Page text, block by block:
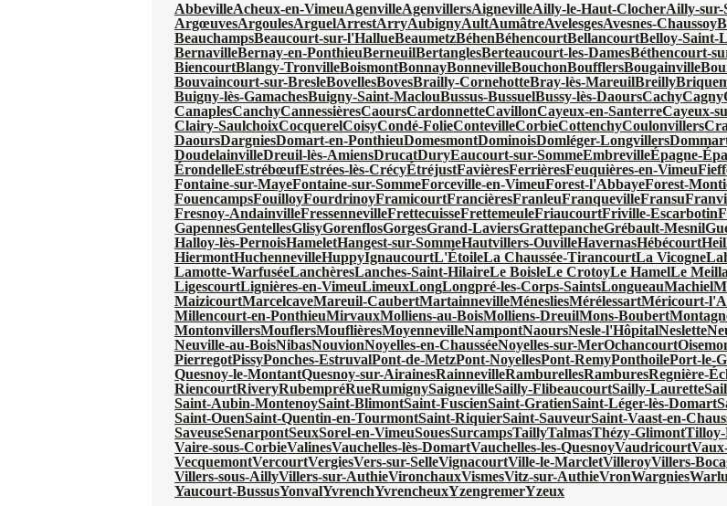
AbbevilleAcheux-en-VimeuAgenvilleAgenvillersAignevilleAilly-le-Haut-ClocherAilly-sur-
ArgœuvesArgoulesArguelArrestArryAubignyAultAumâtreAvelesgesAvesnes-Chaussoy
BeauchampsBeaucourt-sur-l'HallueBeaumetzBéhenBéhencourtBellancourtBelloy-Saint-
BernavilleBernay-en-PonthieuBerneuilBertanglesBerteaucourt-les-DamesBéthencourt-
BiencourtBlangy-TronvilleBoismontBonnayBonnevilleBouchonBoufflersBougainville
Bouvaincourt-sur-BresleBovellesBovesBrailly-CornehotteBray-lès-MareuilBreilly
Buigny-lès-GamachesBuigny-Saint-MaclouBussus-BussuelBussy-lès-DaoursCachyCagny
CanaplesCanchyCannessièresCaoursCardonnetteCavillonCayeux-en-SanterreCayeux-
Clairy-SaulchoixCocquerelCoisyCondé-FolieContevilleCorbieCottenchyCoulonvillers
DaoursDargniesDomart-en-PonthieuDomesmontDominoisDomléger-Longvillers
DoudelainvilleDreuil-lès-AmiensDrucatDuryEaucourt-sur-SommeEmbrevilleÉpagne-
ÉrondelleEstrébœufEstrées-lès-CrécyÉtréjustFavièresFerrièresFeuquières-en-Vimeu
Fontaine-sur-MayeFontaine-sur-SommeForceville-en-VimeuForest-l'AbbayeForest-
FouencampsFouilloyFourdrinoyFramicourtFrancièresFranleuFranquevilleFransu
Fresnoy-AndainvilleFressennevilleFrettecuisseFrettemeuleFriaucourtFriville-Escarbotin
GapennesGentellesGlisyGorenflosGorgesGrand-LaviersGrattepancheGrébault-Mesnil
Halloy-lès-PernoisHameletHangest-sur-SommeHautvillers-OuvilleHavernasHébécourt
HiermontHuchennevilleHuppyIgnaucourtL'ÉtoileLa Chaussée-TirancourtLa Vicogne
Lamotte-WarfuséeLanchèresLanches-Saint-HilaireLe BoisleLe CrotoyLe HamelLe
LigescourtLignières-en-VimeuLimeuxLongLongpré-les-Corps-SaintsLongueauMachiel
MaizicourtMarcelcaveMareuil-CaubertMartainnevilleMénesliesMérélessartMéricourt-
Millencourt-en-PonthieuMirvauxMolliens-au-BoisMolliens-DreuilMons-Boubert
MontonvillersMouflersMouflièresMoyennevilleNampontNaoursNesle-l'HôpitalNeslette
Neuville-au-BoisNibasNouvionNoyelles-en-ChausséeNoyelles-sur-MerOchancourt
PierregotPissyPonches-EstruvalPont-de-MetzPont-NoyellesPont-RemyPonthoilePort-le-
Quesnoy-le-MontantQuesnoy-sur-AirainesRainnevilleRamburellesRamburesRegnière-
RiencourtRiveryRubempréRueRumignySaignevilleSailly-FlibeaucourtSailly-Laurette
Saint-Aubin-MontenoySaint-BlimontSaint-FuscienSaint-GratienSaint-Léger-lès-Domart
Saint-OuenSaint-Quentin-en-TourmontSaint-RiquierSaint-SauveurSaint-Vaast-en-
SaveuseSenarpontSeuxSorel-en-VimeuSouesSurcampsTaillyTalmasThézy-Glimont
Vaire-sous-CorbieValinesVauchelles-lès-DomartVauchelles-les-QuesnoyVaudricourt
VecquemontVercourtVergiesVers-sur-SelleVignacourtVille-le-MarcletVilleroyVillers-
Villers-sous-AillyVillers-sur-AuthieVironchauxVismesVitz-sur-AuthieVronWargnies
Yaucourt-BussusYonvalYvrenchYvrencheuxYzengremerYzeux